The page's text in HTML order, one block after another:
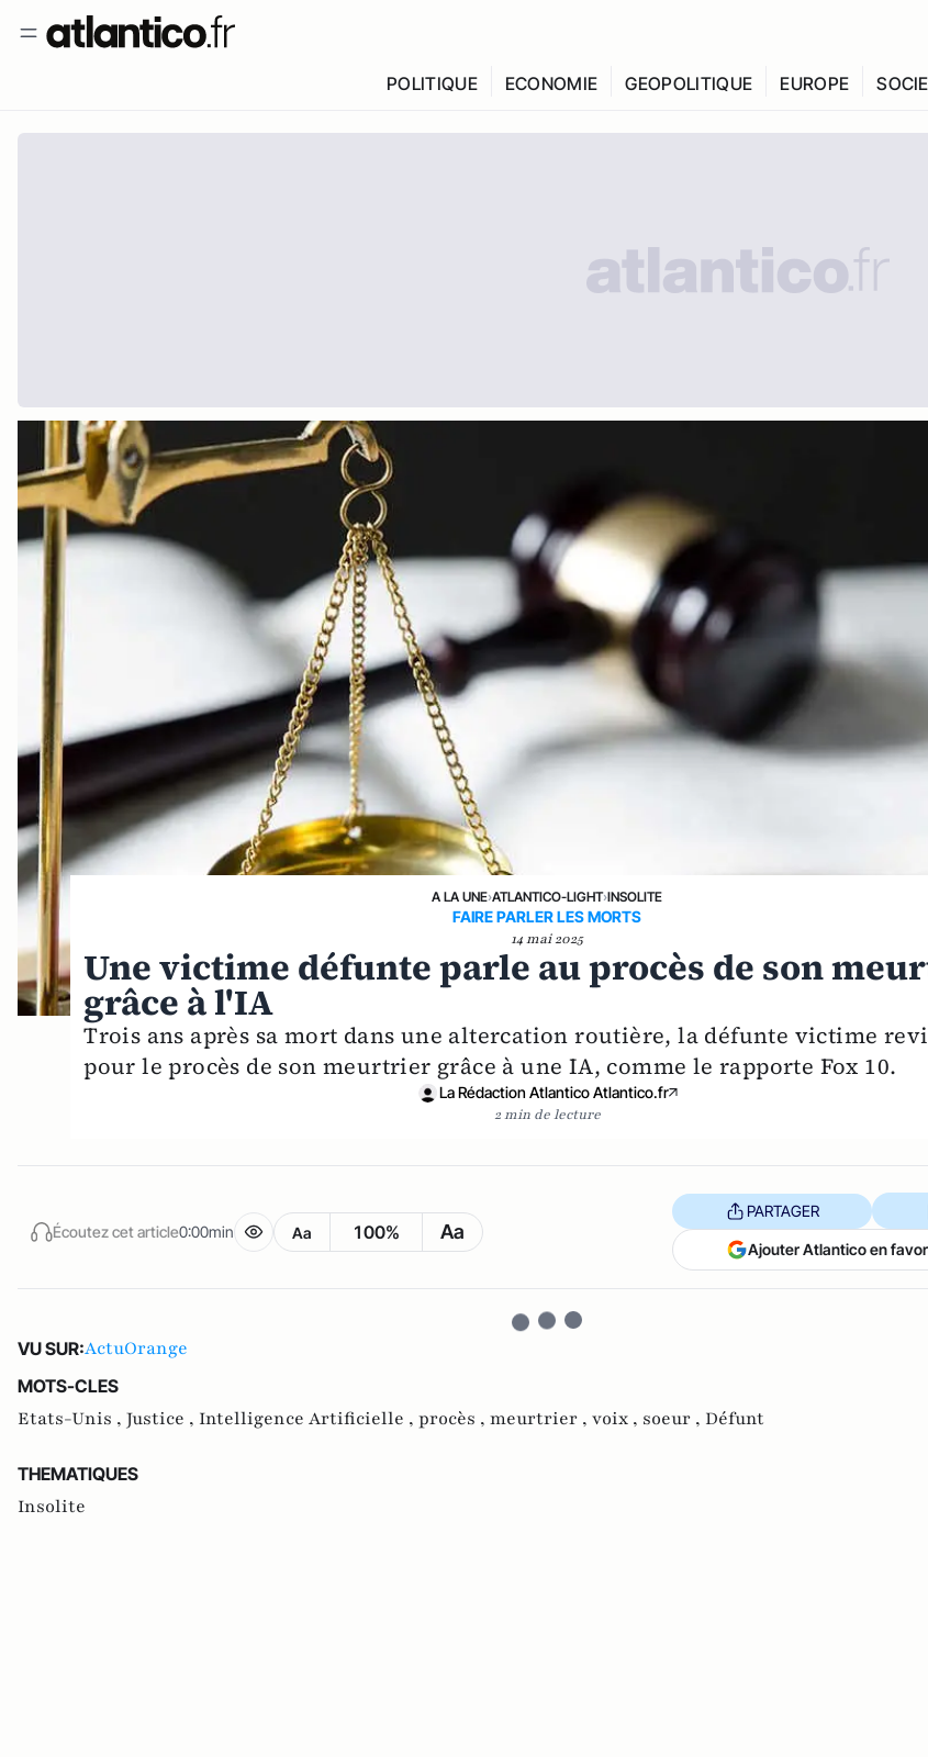
POLITIQUE ECONOMIE GEOPOLITIQUE EUROPE
A LA UNE›ATLANTICO-LIGHT›INSOLITE
FAIRE PARLER LES MORTS
14 mai 2025
Une victime défunte parle au procès de son
grâce à l'IA
Trois ans après sa mort dans une altercation routière, la défunte victime
pour le procès de son meurtrier grâce à une IA, comme le rapporte Fox 10.
La Rédaction Atlantico Atlantico.fr
2 min de lecture
Écoutez cet article0:00min Aa 100% Aa
PARTAGER
Ajouter Atlantico en
VU SUR:ActuOrange
MOTS-CLES
Etats-Unis , Justice , Intelligence Artificielle , procès , meurtrier , voix , soeur , Défunt
THEMATIQUES
Insolite